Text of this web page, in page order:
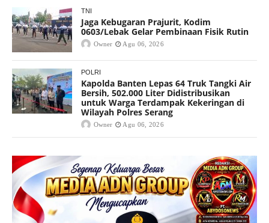
TNI
Jaga Kebugaran Prajurit, Kodim
0603/Lebak Gelar Pembinaan Fisik Rutin
Owner Agu 06, 2026
POLRI
Kapolda Banten Lepas 64 Truk Tangki Air
Bersih, 502.000 Liter Didistribusikan
untuk Warga Terdampak Kekeringan di
Wilayah Polres Serang
Owner Agu 06, 2026